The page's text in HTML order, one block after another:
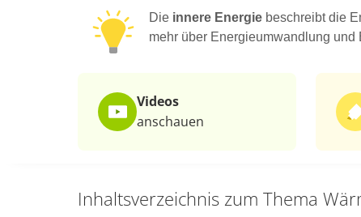
Die innere Energie beschreibt die
mehr über Energieumwandlung und
Videos
anschauen
Inhaltsverzeichnis zum Thema